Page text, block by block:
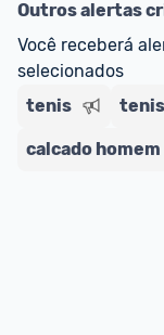
E lembre-se:
comunidade
nossos
Outros alertas
Você receberá
selecionados
tenis
calcado homem